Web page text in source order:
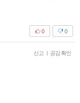
0
0
신고 | 공감 확인